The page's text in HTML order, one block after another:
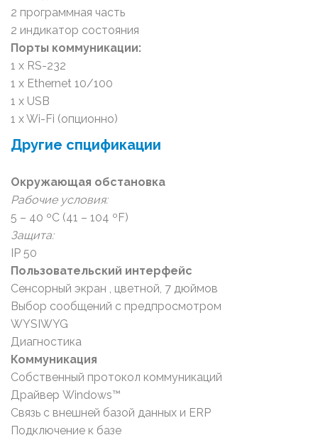
2 программная часть
2 индикатор состояния
Порты коммуникации:
1 x RS-232
1 x Ethernet 10/100
1 x USB
1 x Wi-Fi (опционно)
Другие спцификации
Окружающая обстановка
Рабочие условия:
5 – 40 ºC (41 – 104 ºF)
Защита:
IP 50
Пользовательский интерфейс
Сенсорный экран , цветной, 7 дюймов
Выбор сообщений с предпросмотром
WYSIWYG
Диагностика
Коммуникация
Собственный протокол коммуникаций
Драйвер Windows™
Связь с внешней базой данных и ERP
Подключение к базе